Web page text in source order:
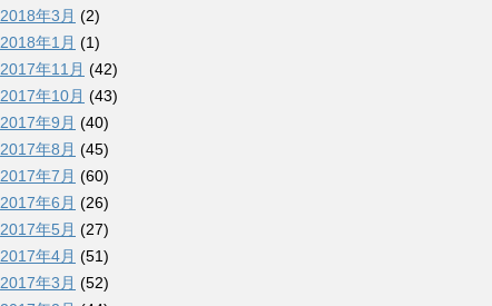
2018年3月 (2)
2018年1月 (1)
2017年11月 (42)
2017年10月 (43)
2017年9月 (40)
2017年8月 (45)
2017年7月 (60)
2017年6月 (26)
2017年5月 (27)
2017年4月 (51)
2017年3月 (52)